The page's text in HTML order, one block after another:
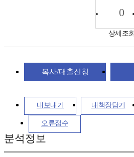
0
상세조회
복사/대출신청
내보내기 내책장담기
오류접수
분석정보